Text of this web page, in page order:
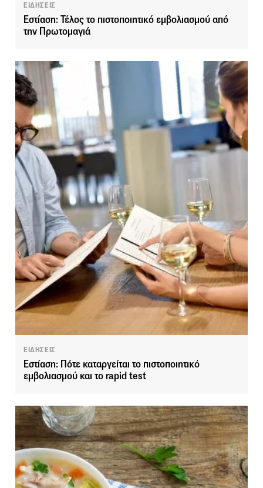
ΕΙΔΗΣΕΙΣ
Εστίαση: Τέλος το πιστοποιητικό εμβολιασμού από
την Πρωτομαγιά
ΕΙΔΗΣΕΙΣ
Εστίαση: Πότε καταργείται το πιστοποιητικό
εμβολιασμού και το rapid test